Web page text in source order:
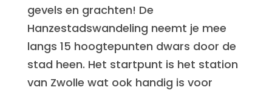
gevels en grachten! De
Hanzestadswandeling neemt je mee
langs 15 hoogtepunten dwars door de
stad heen. Het startpunt is het station
van Zwolle wat ook handig is voor